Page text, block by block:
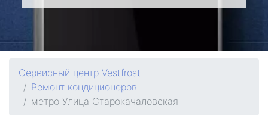
Сервисный центр Vestfrost
Ремонт кондиционеров
метро Улица Старокачаловская